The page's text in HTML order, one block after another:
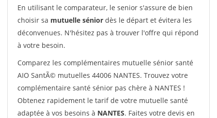
En utilisant le comparateur, le senior s'assure de bien
choisir sa mutuelle sénior dès le départ et évitera les
déconvenues. N'hésitez pas à trouver l'offre qui répond
à votre besoin.
Comparez les complémentaires mutuelle sénior santé
AIO SantÃ© mutuelles 44006 NANTES. Trouvez votre
complémentaire santé sénior pas chère à NANTES !
Obtenez rapidement le tarif de votre mutuelle santé
adaptée à vos besoins à NANTES. Faites votre devis en